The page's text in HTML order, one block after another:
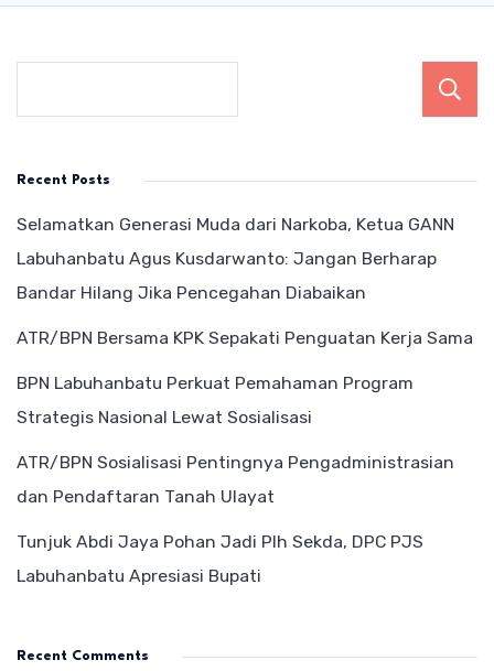
Recent Posts
Selamatkan Generasi Muda dari Narkoba, Ketua GANN
Labuhanbatu Agus Kusdarwanto: Jangan Berharap
Bandar Hilang Jika Pencegahan Diabaikan
ATR/BPN Bersama KPK Sepakati Penguatan Kerja Sama
BPN Labuhanbatu Perkuat Pemahaman Program
Strategis Nasional Lewat Sosialisasi
ATR/BPN Sosialisasi Pentingnya Pengadministrasian
dan Pendaftaran Tanah Ulayat
Tunjuk Abdi Jaya Pohan Jadi Plh Sekda, DPC PJS
Labuhanbatu Apresiasi Bupati
Recent Comments